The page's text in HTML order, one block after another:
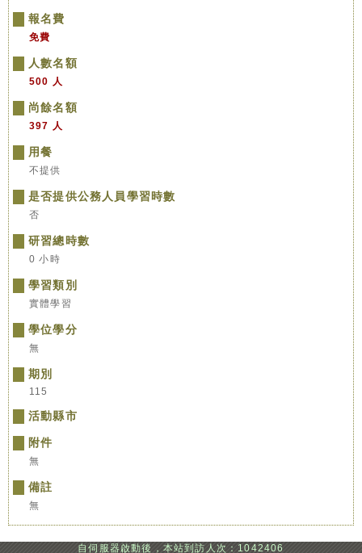
報名費
免費
人數名額
500 人
尚餘名額
397 人
用餐
不提供
是否提供公務人員學習時數
否
研習總時數
0 小時
學習類別
實體學習
學位學分
無
期別
115
活動縣市
附件
無
備註
無
自伺服器啟動後，本站到訪人次：1042406